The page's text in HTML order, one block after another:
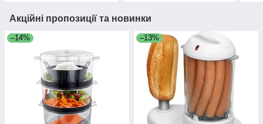
Акційні пропозиції та новинки
–14% –13%